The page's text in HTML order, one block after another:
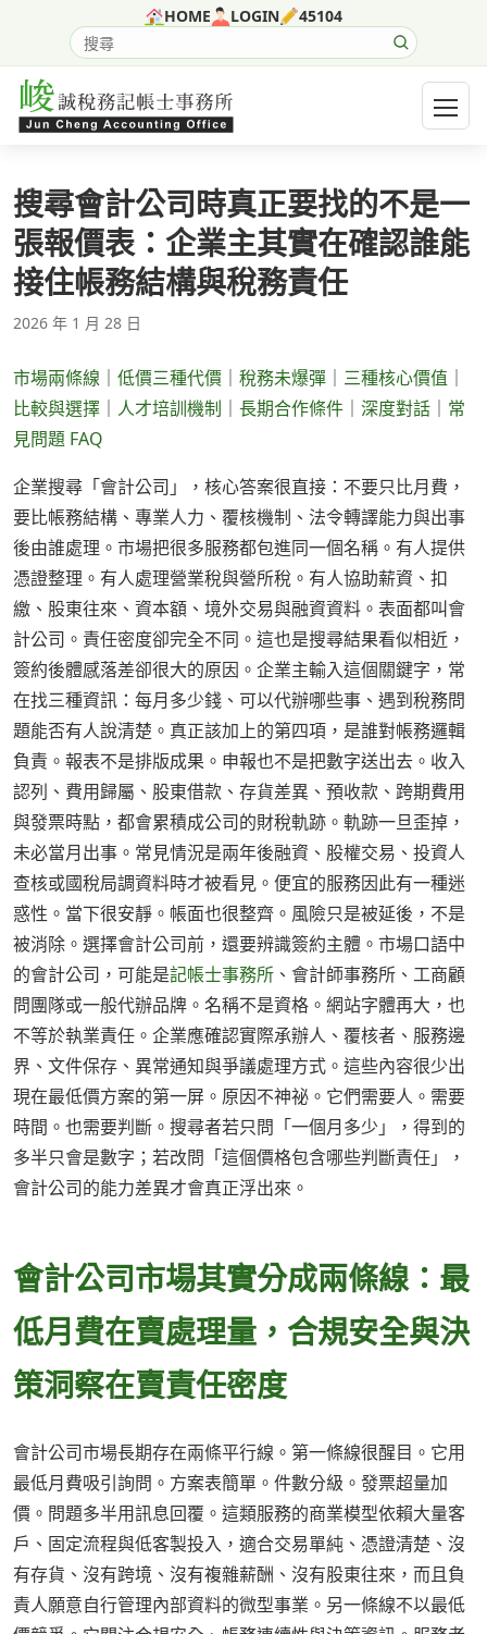
HOME LOGIN 45104
搜尋網站內容
開啟
搜尋會計公司時真正要找的不是一
張報價表：企業主其實在確認誰能
接住帳務結構與稅務責任
2026 年 1 月 28 日
市場兩條線 低價三種代價 稅務未爆彈 三種核心價值
比較與選擇
人才培訓機制 長期合作條件 深度對話
常
見問題 FAQ
企業搜尋「會計公司」，核心答案很直接：不要只比月費，
要比帳務結構、專業人力、覆核機制、法令轉譯能力與出事
後由誰處理。市場把很多服務都包進同一個名稱。有人提供
憑證整理。有人處理營業稅與營所稅。有人協助薪資、扣
繳、股東往來、資本額、境外交易與融資資料。表面都叫會
計公司。責任密度卻完全不同。這也是搜尋結果看似相近，
簽約後體感落差卻很大的原因。企業主輸入這個關鍵字，常
在找三種資訊：每月多少錢、可以代辦哪些事、遇到稅務問
題能否有人說清楚。真正該加上的第四項，是誰對帳務邏輯
負責。報表不是排版成果。申報也不是把數字送出去。收入
認列、費用歸屬、股東借款、存貨差異、預收款、跨期費用
與發票時點，都會累積成公司的財稅軌跡。軌跡一旦歪掉，
未必當月出事。常見情況是兩年後融資、股權交易、投資人
查核或國稅局調資料時才被看見。便宜的服務因此有一種迷
惑性。當下很安靜。帳面也很整齊。風險只是被延後，不是
被消除。選擇會計公司前，還要辨識簽約主體。市場口語中
的會計公司，可能是記帳士事務所 、會計師事務所、工商顧
問團隊或一般代辦品牌。名稱不是資格。網站字體再大，也
不等於執業責任。企業應確認實際承辦人、覆核者、服務邊
界、文件保存、異常通知與爭議處理方式。這些內容很少出
現在最低價方案的第一屏。原因不神祕。它們需要人。需要
時間。也需要判斷。搜尋者若只問「一個月多少」，得到的
多半只會是數字；若改問「這個價格包含哪些判斷責任」，
會計公司的能力差異才會真正浮出來。
會計公司市場其實分成兩條線：最
低月費在賣處理量，合規安全與決
策洞察在賣責任密度
會計公司市場長期存在兩條平行線。第一條線很醒目。它用
最低月費吸引詢問。方案表簡單。件數分級。發票超量加
價。問題多半用訊息回覆。這類服務的商業模型依賴大量客
戶、固定流程與低客製投入，適合交易單純、憑證清楚、沒
有存貨、沒有跨境、沒有複雜薪酬、沒有股東往來，而且負
責人願意自行管理內部資料的微型事業。另一條線不以最低